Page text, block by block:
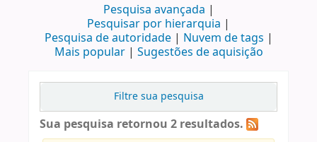
Pesquisa avançada
Pesquisar por hierarquia
Pesquisa de autoridade
Nuvem de tags
Mais popular
Sugestões de aquisição
Filtre sua pesquisa
Sua pesquisa retornou 2 resultados.